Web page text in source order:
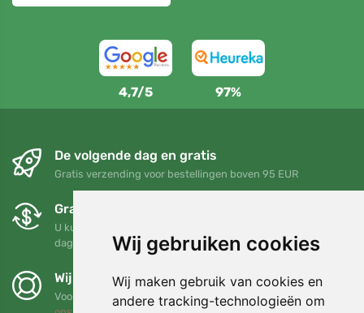
Wij gebruiken cookies
Wij maken gebruik van cookies en
andere tracking-technologieën om
4,7/5 97%
De volgende dag en gratis
Gratis verzending voor bestellingen boven 95 EUR
Gratis ruilen en retourneren
U kunt uw bestelling op elk gewenst moment binnen 90
dagen retourneren of ruilen
Wij steunen Trees.org
Voor elke bestelling planten we een boom! Lees meer Over